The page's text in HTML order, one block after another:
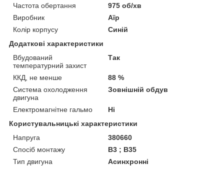
Частота обертання
975 об/хв
Виробник
Аїр
Колір корпусу
Синій
Додаткові характеристики
Вбудований
температурний захист
Так
ККД, не менше
88 %
Система охолодження
двигуна
Зовнішній обдув
Електромагнітне гальмо
Ні
Користувальницькі характеристики
Напруга
380660
Спосіб монтажу
B3 ; B35
Тип двигуна
Асинхронні